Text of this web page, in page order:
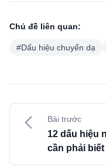
Chủ đề liên quan:
#Dấu hiệu chuyển dạ
Bài trước
12 dấu hiệu
cần phải biết